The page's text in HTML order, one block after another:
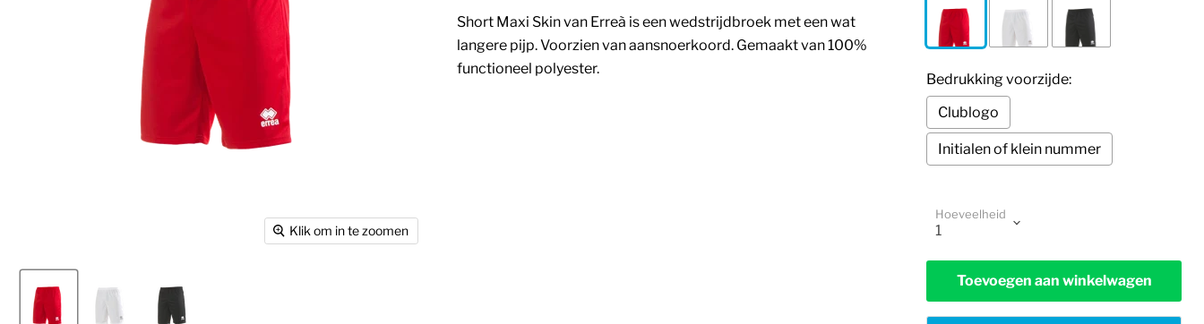
Klik om in te zoomen
Short Maxi Skin van Erreà is een wedstrijdbroek met een wat
langere pijp. Voorzien van aansnoerkoord. Gemaakt van 100%
functioneel polyester.
Bedrukking voorzijde:
Clublogo
Initialen of klein nummer
Hoeveelheid
Toevoegen aan winkelwagen